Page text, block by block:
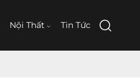
Nội Thất Tin Tức